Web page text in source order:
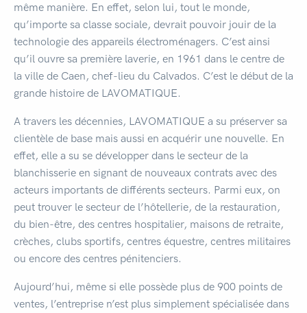
même manière. En effet, selon lui, tout le monde,
qu’importe sa classe sociale, devrait pouvoir jouir de la
technologie des appareils électroménagers. C’est ainsi
qu’il ouvre sa première laverie, en 1961 dans le centre de
la ville de Caen, chef-lieu du Calvados. C’est le début de la
grande histoire de LAVOMATIQUE.
A travers les décennies, LAVOMATIQUE a su préserver sa
clientèle de base mais aussi en acquérir une nouvelle. En
effet, elle a su se développer dans le secteur de la
blanchisserie en signant de nouveaux contrats avec des
acteurs importants de différents secteurs. Parmi eux, on
peut trouver le secteur de l’hôtellerie, de la restauration,
du bien-être, des centres hospitalier, maisons de retraite,
crèches, clubs sportifs, centres équestre, centres militaires
ou encore des centres pénitenciers.
Aujourd’hui, même si elle possède plus de 900 points de
ventes, l’entreprise n’est plus simplement spécialisée dans